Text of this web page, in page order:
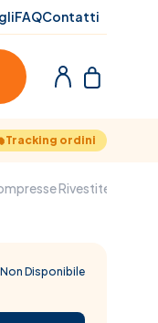
FAQContatti
Tracking ordini
Rivestite
Non Disponibile